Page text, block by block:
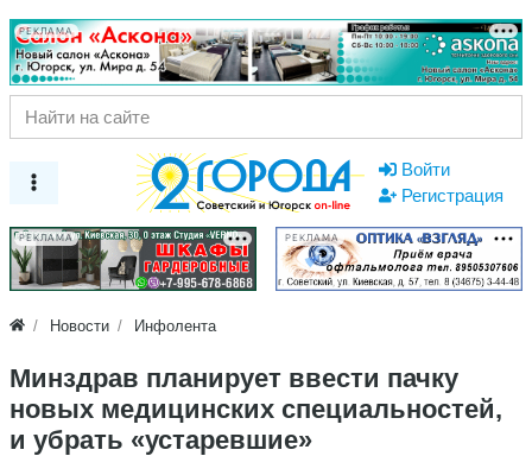
РЕКЛАМА
Войти
Регистрация
РЕКЛАМА РЕКЛАМА
Новости Инфолента
Минздрав планирует ввести пачку
новых медицинских специальностей,
и убрать «устаревшие»